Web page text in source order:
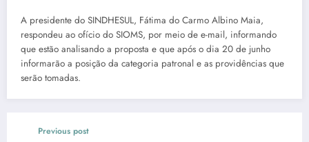
A presidente do SINDHESUL, Fátima do Carmo Albino Maia,
respondeu ao ofício do SIOMS, por meio de e-mail, informando
que estão analisando a proposta e que após o dia 20 de junho
informarão a posição da categoria patronal e as providências que
serão tomadas.
Previous post